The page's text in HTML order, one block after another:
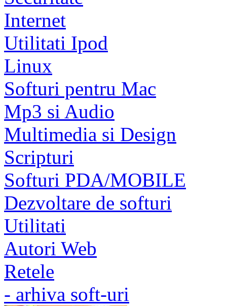
Internet
Utilitati Ipod
Linux
Softuri pentru Mac
Mp3 si Audio
Multimedia si Design
Scripturi
Softuri PDA/MOBILE
Dezvoltare de softuri
Utilitati
Autori Web
Retele
- arhiva soft-uri